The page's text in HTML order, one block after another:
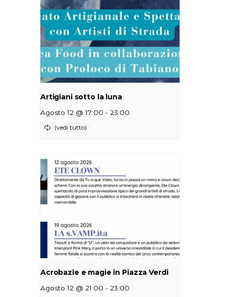
Artigiani sotto la luna
Agosto 12 @ 17:00 - 23:00
Acrobazie e magie in Piazza Verdi
Agosto 12 @ 21:00 - 23:00